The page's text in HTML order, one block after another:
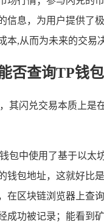
信息，为用户提供了
,从而为未来的交易
否查询TP钱
其闪兑交易本质上
包中使用了基于以太
钱包地址，这就好比
在区块链浏览器上查
成功被记录；能看到